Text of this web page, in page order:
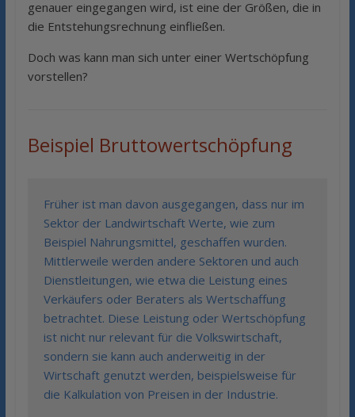
genauer eingegangen wird, ist eine der Größen, die in
die Entstehungsrechnung einfließen.
Doch was kann man sich unter einer Wertschöpfung
vorstellen?
Beispiel Bruttowertschöpfung
Früher ist man davon ausgegangen, dass nur im
Sektor der Landwirtschaft Werte, wie zum
Beispiel Nahrungsmittel, geschaffen wurden.
Mittlerweile werden andere Sektoren und auch
Dienstleitungen, wie etwa die Leistung eines
Verkäufers oder Beraters als Wertschaffung
betrachtet. Diese Leistung oder Wertschöpfung
ist nicht nur relevant für die Volkswirtschaft,
sondern sie kann auch anderweitig in der
Wirtschaft genutzt werden, beispielsweise für
die Kalkulation von Preisen in der Industrie.